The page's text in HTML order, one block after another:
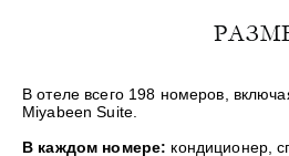
В отеле всего 198 номеров,
Miyabeen Suite.
В каждом номере: кондиционер,